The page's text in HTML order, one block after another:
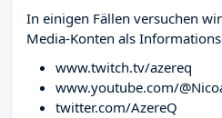
In einigen Fällen versuchen
Media-Konten als
www.twitch.tv/azereq
www.youtube.com/
twitter.com/AzereQ